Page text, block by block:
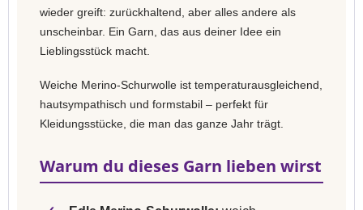
wieder greift: zurückhaltend, aber alles andere als
unscheinbar. Ein Garn, das aus deiner Idee ein
Lieblingsstück macht.
Weiche Merino-Schurwolle ist temperaturausgleichend,
hautsympathisch und formstabil – perfekt für
Kleidungsstücke, die man das ganze Jahr trägt.
Warum du dieses Garn lieben wirst